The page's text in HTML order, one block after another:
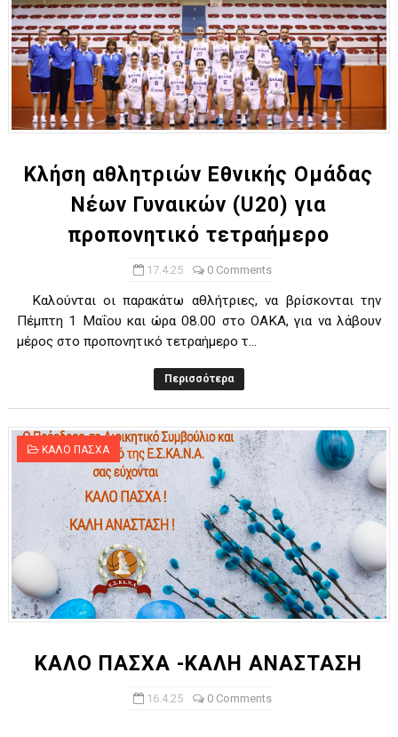
Κλήση αθλητριών Εθνικής Ομάδας
Νέων Γυναικών (U20) για
προπονητικό τετραήμερο
17.4.25 0 Comments
Καλούνται οι παρακάτω αθλήτριες, να βρίσκονται την
Πέμπτη 1 Μαΐου και ώρα 08.00 στο ΟΑΚΑ, για να λάβουν
μέρος στο προπονητικό τετραήμερο τ...
Περισσότερα
ΚΑΛΟ ΠΑΣΧΑ
ΚΑΛΟ ΠΑΣΧΑ -ΚΑΛΗ ΑΝΑΣΤΑΣΗ
16.4.25 0 Comments